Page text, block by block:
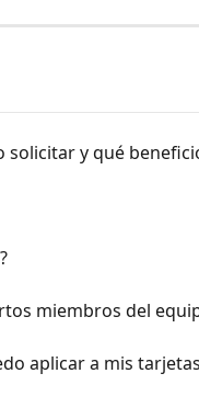
y qué
miembros del
aplicar a mis